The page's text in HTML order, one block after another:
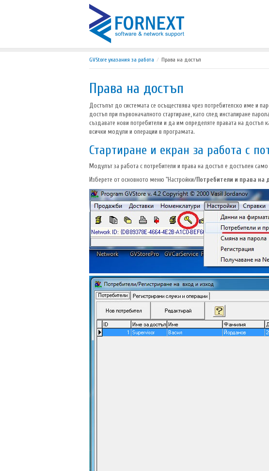
GVStore указания за работа Права на достъп
Права на достъп
Достъпът до системата се осъществява чрез потребителско име и
достъп при първоначалното стартиране, като след инсталиране
създавате нови потребители и да им определяте правата на
всички модули и операции в програмата.
Стартиране и екран за работа с
Модулът за работа с потребители и права на достъп е достъпен
Изберете от основното меню "Настройки/Потребители и права на